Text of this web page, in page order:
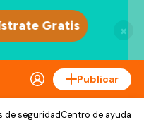
×
Publicar
de seguridadCentro de ayuda